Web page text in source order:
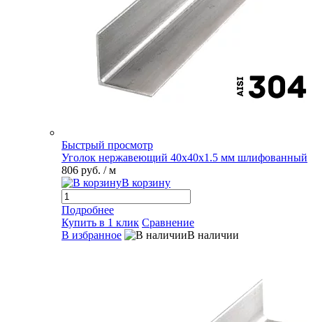
Быстрый просмотр
Уголок нержавеющий 40х40х1.5 мм шлифованный
806 руб. / м
В корзину
Подробнее
Купить в 1 клик Сравнение
В избранное
В наличии